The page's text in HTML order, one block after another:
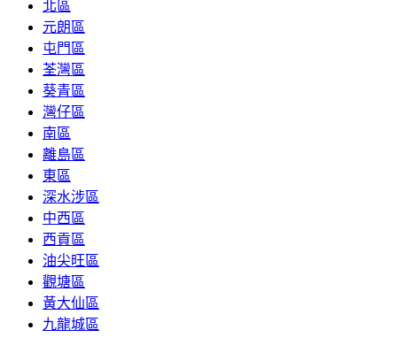
北區
元朗區
屯門區
荃灣區
葵青區
灣仔區
南區
離島區
東區
深水涉區
中西區
西貢區
油尖旺區
觀塘區
黃大仙區
九龍城區